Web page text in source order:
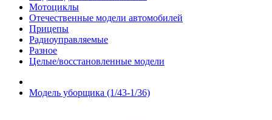
Мотоциклы
Отечественные модели автомобилей
Прицепы
Радиоуправляемые
Разное
Целые/восстановленные модели
Модель уборщика (1/43-1/36)